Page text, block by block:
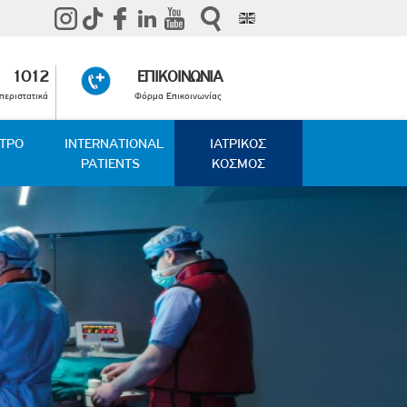
1012 ΕΠΙΚΟΙΝΩΝΙΑ
Φόρμα Επικοινωνίας
INTERNATIONAL
PATIENTS
ΙΑΤΡΙΚΟΣ
ΚΟΣΜΟΣ